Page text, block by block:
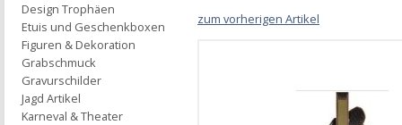
zum vorherigen Artikel
Design Trophäen
Etuis und Geschenkboxen
Figuren & Dekoration
Grabschmuck
Gravurschilder
Jagd Artikel
Karneval & Theater